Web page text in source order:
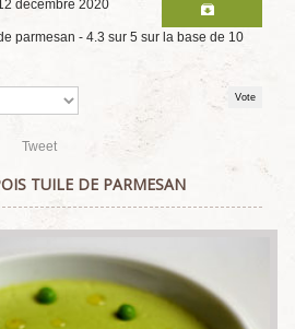
décembre 2020
parmesan - 4.3 sur 5 sur la base de 10
Tweet
TUILE DE PARMESAN